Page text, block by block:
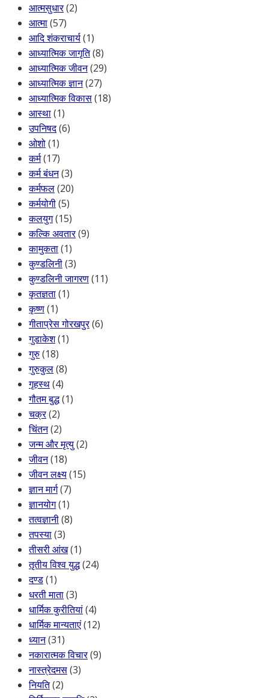
आत्मसुधार(2)
आत्मा(57)
आदि शंकराचार्य(1)
आध्यात्मिक जागृति(8)
आध्यात्मिक जीवन(29)
आध्यात्मिक ज्ञान(27)
आध्यात्मिक विकास(18)
आस्था(1)
उपनिषद(6)
ओशो(1)
कर्म(17)
कर्म बंधन(3)
कर्मफल(20)
कर्मयोगी(5)
कलयुग(15)
कल्कि अवतार(9)
कामुकता(1)
कुण्डलिनी(3)
कुण्डलिनी जागरण(11)
कृतज्ञता(1)
कृष्ण(1)
गीताप्रेस गोरखपुर(6)
गुडाकेश(1)
गुरु(18)
गुरुकुल(8)
गृहस्थ(4)
गौतम बुद्ध(1)
चक्र(2)
चिंतन(2)
जन्म और मृत्यु(2)
जीवन(18)
जीवन लक्ष्य(15)
ज्ञान मार्ग(7)
ज्ञानयोग(1)
तत्वज्ञानी(8)
तपस्या(3)
तीसरी आंख(1)
तृतीय विश्व युद्ध(24)
दण्ड(1)
धरती माता(3)
धार्मिक कुरीतियां(4)
धार्मिक मान्यताएं(12)
ध्यान(31)
नकारात्मक विचार(9)
नास्त्रेदमस(3)
नियति(2)